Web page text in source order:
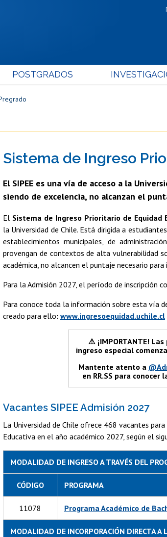
POSTGRADOS
Sistema de Ingreso
El SIPEE es una vía de acceso a la
siendo de excelencia, no alcanzan el
El Sistema de Ingreso Prioritario de Equidad
la Universidad de Chile. Está dirigida a
establecimientos municipales, de
provengan de contextos de alta vulnerabilidad
académica, no alcancen el puntaje necesario
Para la Admisión 2027, el período de inscripción
Para conoce toda la información sobre esta vía
creado para ello: www.ingresoequidad.uchile.cl
⚠️ ¡IMPORTANTE!
ingreso especial
Mantente atento a
en RR.SS para conocer
Vacantes SIPEE Admisión 2027
La Universidad de Chile ofrece 468 vacantes
Educativa en el año académico 2027, según el
MODALIDAD DE INGRESO A TRAVÉS DEL
CÓDIGO PROGRAMA
11078 Programa Académico de
MODALIDAD DE INCORPORACIÓN DIRECTA A